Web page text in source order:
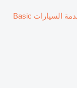
معدات أخرى لخدمة السيارات Basic